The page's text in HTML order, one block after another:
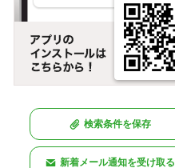
検索条件を保存
新着メール通知を受け取る